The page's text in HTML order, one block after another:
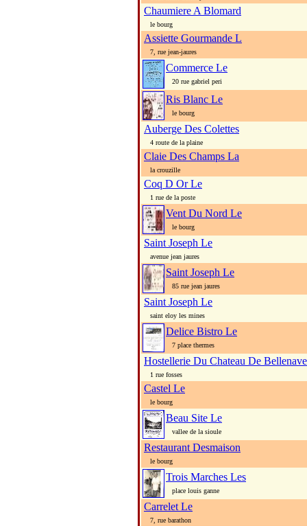
Chaumiere A Blomard
le bourg
Assiette Gourmande L
7, rue jean-jaures
Commerce Le
20 rue gabriel peri
Ris Blanc Le
le bourg
Auberge Des Colettes
4 route de la plaine
Claie Des Champs La
la crouzille
Coq D Or Le
1 rue de la poste
Vent Du Nord Le
le bourg
Saint Joseph Le
avenue jean jaures
Saint Joseph Le
85 rue jean jaures
Saint Joseph Le
saint eloy les mines
Delice Bistro Le
7 place thermes
Hostellerie Du Chateau De
1 rue fosses
Castel Le
le bourg
Beau Site Le
vallee de la sioule
Restaurant Desmaison
le bourg
Trois Marches Les
place louis ganne
Carrelet Le
7, rue barathon